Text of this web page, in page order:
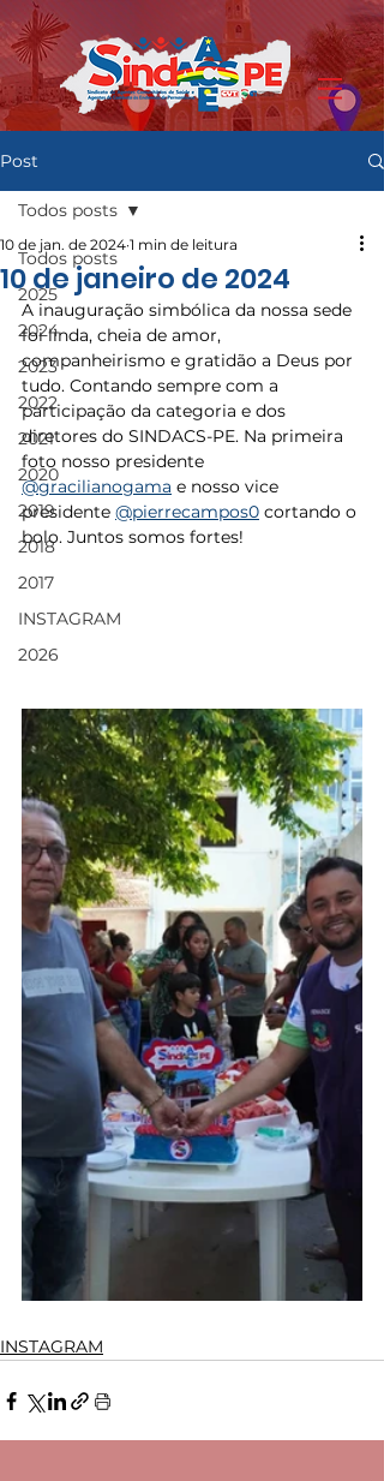
Post
Todos posts
2025
2024
2023
2022
2021
2020
2019
2018
2017
INSTAGRAM
2026
Todos posts
10 de janeiro de 2024
10 de jan. de 2024 1 min de leitura
A inauguração simbólica da nossa sede
foi linda, cheia de amor,
companheirismo e gratidão a Deus por
tudo. Contando sempre com a
participação da categoria e dos
diretores do SINDACS-PE. Na primeira
foto nosso presidente
@gracilianogama e nosso vice
presidente @pierrecampos0 cortando o
bolo. Juntos somos fortes!
INSTAGRAM